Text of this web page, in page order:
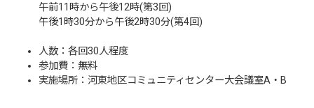
午前11時から午後12時(第3回)
午後1時30分から午後2時30分(第4回)
人数：各回30人程度
参加費：無料
実施場所：河東地区コミュニティセンター大会議室A・B